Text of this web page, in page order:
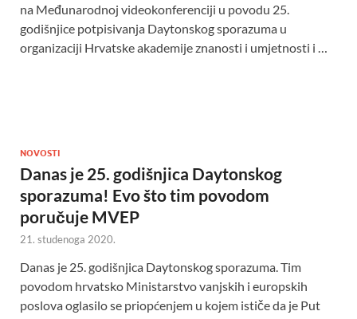
na Međunarodnoj videokonferenciji u povodu 25.
godišnjice potpisivanja Daytonskog sporazuma u
organizaciji Hrvatske akademije znanosti i umjetnosti i …
NOVOSTI
Danas je 25. godišnjica Daytonskog
sporazuma! Evo što tim povodom
poručuje MVEP
21. studenoga 2020.
Danas je 25. godišnjica Daytonskog sporazuma. Tim
povodom hrvatsko Ministarstvo vanjskih i europskih
poslova oglasilo se priopćenjem u kojem ističe da je Put